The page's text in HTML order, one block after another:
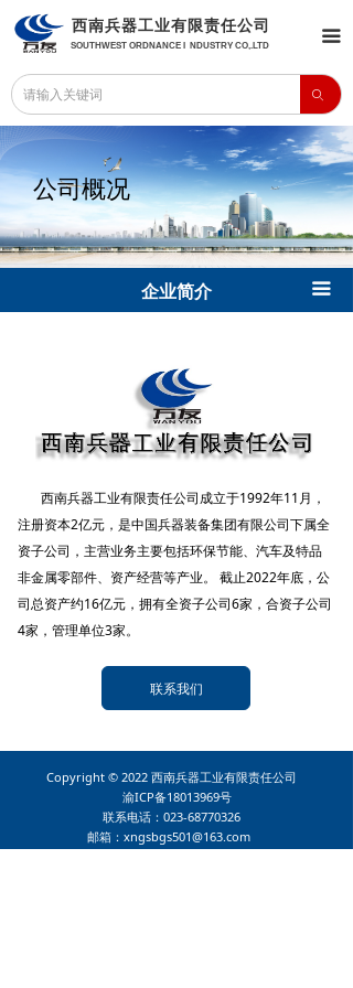
西南兵器工业有限责任公司
SOUTHWEST ORDNANCE I NDUSTRY CO,.LTD
끀
ꄙ
公司概况
企业简介 끀
西南兵器工业有限责任公司成立于1992年11月，
注册资本2亿元，是中国兵器装备集团有限公司下属全
资子公司，主营业务主要包括环保节能、汽车及特品
非金属零部件、资产经营等产业。 截止2022年底，公
司总资产约16亿元，拥有全资子公司6家，合资子公司
4家，管理单位3家。
联系我们
Copyright © 2022 西南兵器工业有限责任公司
渝ICP备18013969号
联系电话：023-68770326
邮箱：xngsbgs501@163.com